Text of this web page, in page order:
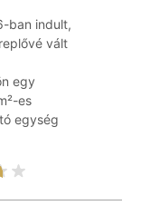
ban indult,
vált
egy
es
egység